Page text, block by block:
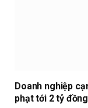
Doanh nghiệp
phạt tới 2 tỷ đồng